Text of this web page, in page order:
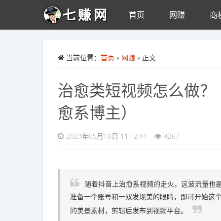
首页 网赚 商
当前位置： 首页 » 网赚 » 正文
治愈类短视频怎么做
愈系博主）
2023年05月10日 11:12:41 4267
随着抖音上治愈系视频的走火，这波流量也
准备一个账号和一双发现美的眼睛，即可开始这
的美景素材，剪辑后发布到视频平台。